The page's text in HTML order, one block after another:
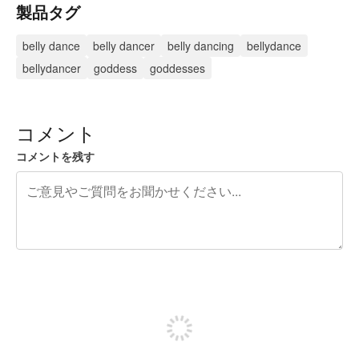
製品タグ
belly dance belly dancer belly dancing
bellydance
bellydancer
goddess goddesses
コメント
コメントを残す